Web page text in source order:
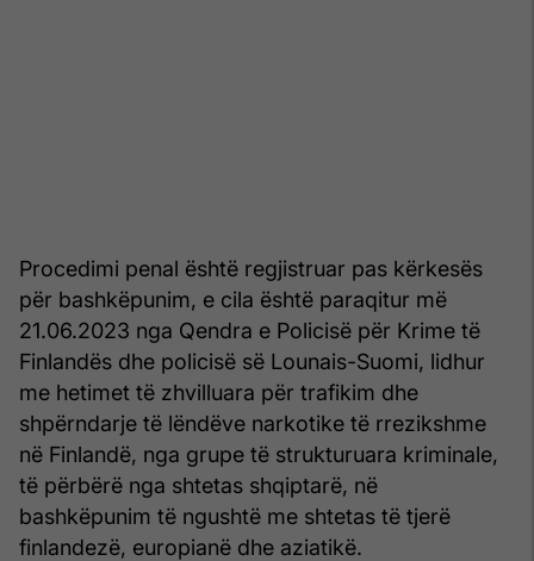
Procedimi penal është regjistruar pas kërkesës
për bashkëpunim, e cila është paraqitur më
21.06.2023 nga Qendra e Policisë për Krime të
Finlandës dhe policisë së Lounais-Suomi, lidhur
me hetimet të zhvilluara për trafikim dhe
shpërndarje të lëndëve narkotike të rrezikshme
në Finlandë, nga grupe të strukturuara kriminale,
të përbërë nga shtetas shqiptarë, në
bashkëpunim të ngushtë me shtetas të tjerë
finlandezë, europianë dhe aziatikë.